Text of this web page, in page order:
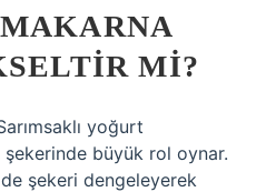
MI?
yoğurt
büyük rol oynar.
de şekeri dengeleyerek